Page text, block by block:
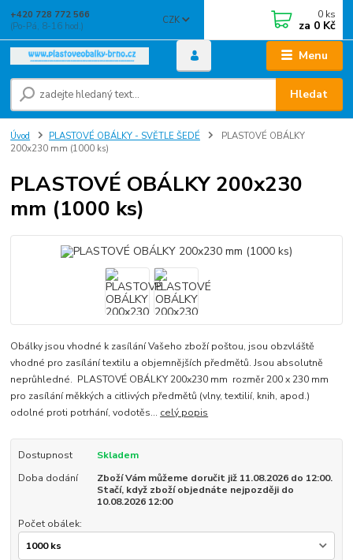
Menu
CZK
Hledat
+420 728 772 566
(Po-Pá, 8-16 hod.)
0 ks
za 0 Kč
Úvod PLASTOVÉ OBÁLKY - SVĚTLE ŠEDÉ
PLASTOVÉ OBÁLKY
200x230 mm (1000 ks)
PLASTOVÉ OBÁLKY 200x230
mm (1000 ks)
Obálky jsou vhodné k zasílání Vašeho zboží poštou, jsou obzvláště
vhodné pro zasílání textilu a objemnějších předmětů. Jsou absolutně
neprůhledné. PLASTOVÉ OBÁLKY 200x230 mm rozměr 200 x 230 mm
pro zasílání měkkých a citlivých předmětů (vlny, textilií, knih, apod.)
odolné proti potrhání, vodotěs... celý popis
Dostupnost
Skladem
Doba dodání
Zboží Vám můžeme doručit již 11.08.2026 do 12:00.
Stačí, když zboží objednáte nejpozději do
10.08.2026 12:00
Počet obálek: